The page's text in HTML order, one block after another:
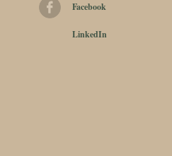
Facebook
LinkedIn